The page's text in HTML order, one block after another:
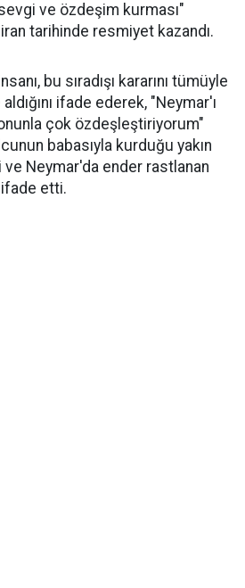
ve özdeşim kurması"
tarihinde resmiyet kazandı.
bu sıradışı kararını tümüyle
ifade ederek, "Neymar'ı
çok özdeşleştiriyorum"
babasıyla kurduğu yakın
Neymar'da ender rastlanan
etti.